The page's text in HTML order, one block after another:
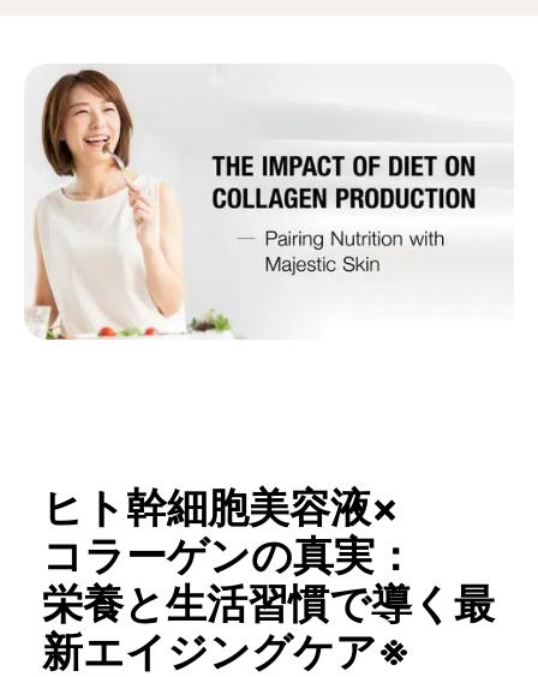
ヒト幹細胞美容液×
コラーゲンの真実：
栄養と生活習慣で導く最
新エイジングケア※